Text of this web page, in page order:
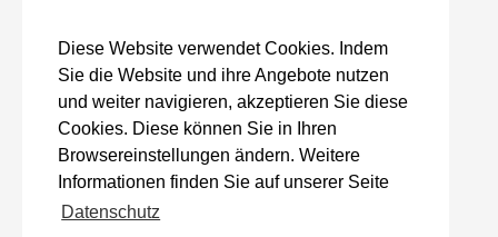
Diese Website verwendet Cookies. Indem
Sie die Website und ihre Angebote nutzen
und weiter navigieren, akzeptieren Sie diese
Cookies. Diese können Sie in Ihren
Browsereinstellungen ändern. Weitere
Informationen finden Sie auf unserer Seite
Datenschutz